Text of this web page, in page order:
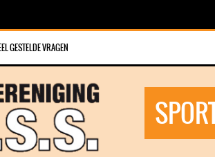
GESTELDE VRAGEN